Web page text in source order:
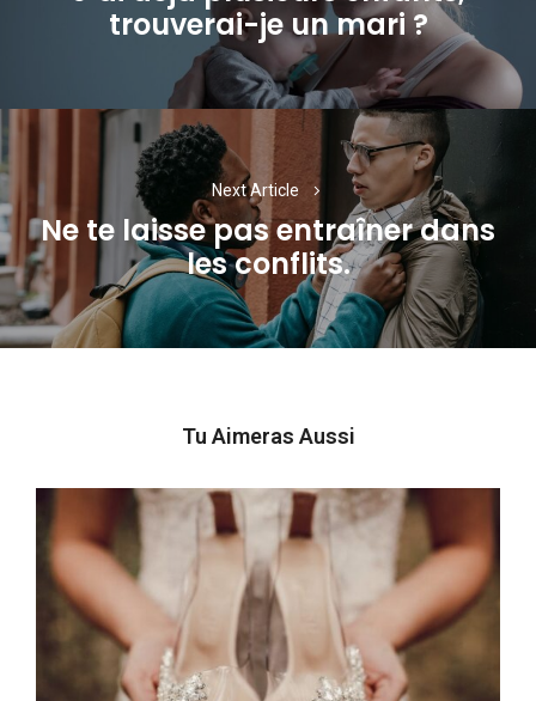
post:
trouverai-je un mari ?
Next Article
Next
post:
Ne te laisse pas entraîner dans
les conflits.
Tu Aimeras Aussi